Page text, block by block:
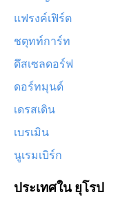
แฟรงค์เฟิร์ต
ชตุทท์การ์ท
ดึสเซลดอร์ฟ
ดอร์ทมุนด์
เดรสเดิน
เบรเมิน
นูเรมเบิร์ก
ประเทศใน ยุโรป